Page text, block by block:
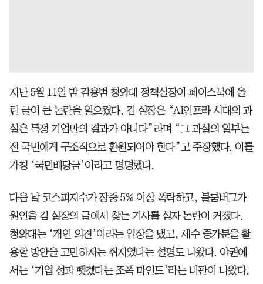
지난 5월 11일 밤 김용범 청와대 정책실장이 페이스북에 올
린 글이 큰 논란을 일으켰다. 김 실장은 “AI인프라 시대의 과
실은 특정 기업만의 결과가 아니다”라며 “그 과실의 일부는
전 국민에게 구조적으로 환원되어야 한다”고 주장했다. 이를
가칭 ‘국민배당금’이라고 명명했다.
다음 날 코스피지수가 장중 5% 이상 폭락하고, 블룸버그가
원인을 김 실장의 글에서 찾는 기사를 싣자 논란이 커졌다.
청와대는 ‘개인 의견’이라는 입장을 냈고, 세수 증가분을 활
용할 방안을 고민하자는 취지였다는 설명도 나왔다. 야권에
서는 ‘기업 성과 뺏겠다는 조폭 마인드’라는 비판이 나왔다.